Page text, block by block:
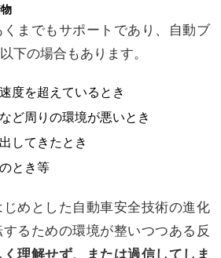
までもサポートであり、自動ブ
下の場合もあります。
度を超えているとき
ど周りの環境が悪いとき
してきたとき
とき等
めとした自動車安全技術の進化
るための環境が整いつつある反
理解せず、または過信してしま